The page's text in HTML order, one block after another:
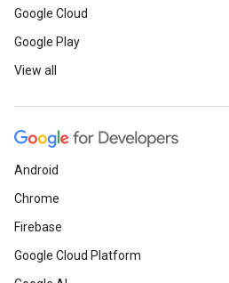
Google Cloud
Google Play
View all
Android
Chrome
Firebase
Google Cloud Platform